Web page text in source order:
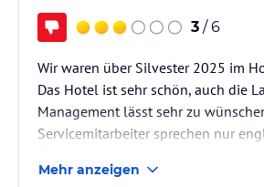
3 / 6
Wir waren über Silvester 2025 im
Das Hotel ist sehr schön, auch die
Management lässt sehr zu
Servicemitarbeiter sprechen nur
daneben, die Band spielte nur alte
Mehr anzeigen